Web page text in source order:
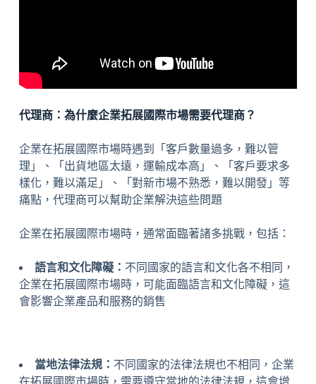
代理商：為什麼企業拓展國際市場需要代理商？
企業在拓展國際市場時遇到「客戶數量過多，難以管
理」、「出貨地區太遠，運輸成本高」、「客戶要求多
樣化，難以滿足」、「對新市場不熟悉，難以開發」等
痛點，代理商可以幫助企業解決這些問題
企業在拓展國際市場時，通常面臨著諸多挑戰，包括：
語言和文化障礙： 不同國家的語言和文化各不相同，
企業在拓展國際市場時，可能面臨語言和文化障礙，這
會影響企業產品和服務的銷售
當地法律法規： 不同國家的法律法規也不相同，企業
在拓展國際市場時，需要遵守當地的法律法規，這會增